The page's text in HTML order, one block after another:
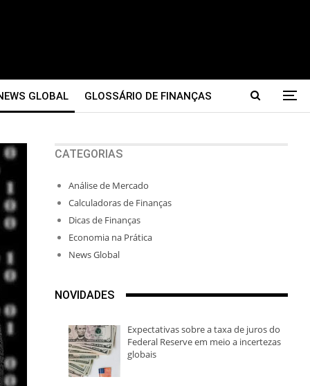
GLOBAL GLOSSÁRIO DE FINANÇAS
CATEGORIAS
Análise de Mercado
Calculadoras de Finanças
Dicas de Finanças
Economia na Prática
News Global
NOVIDADES
Expectativas sobre a taxa de juros do
Federal Reserve em meio a incertezas
globais